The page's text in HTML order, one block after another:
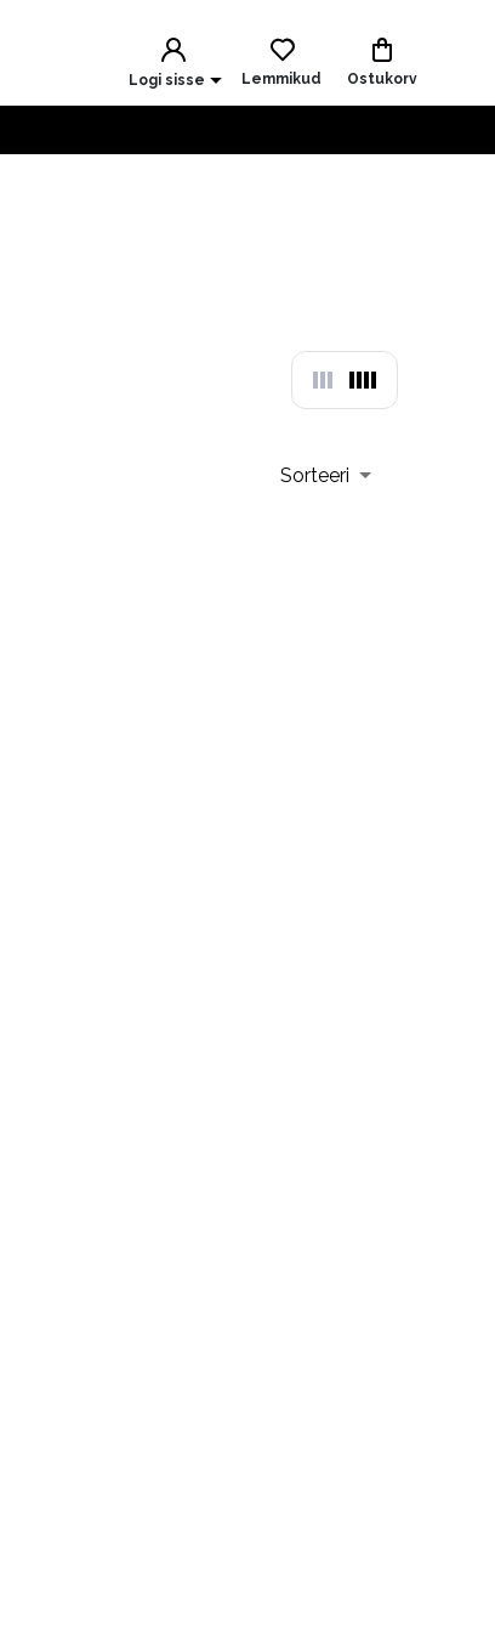
Logi sisse Lemmikud Ostukorv
Sorteeri